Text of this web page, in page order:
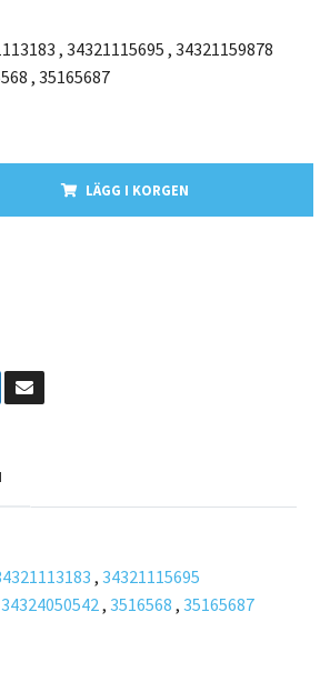
, 34321115695 , 34321159878
, 35165687
LÄGG I KORGEN
, 34321115695
34324050542, 3516568 , 35165687